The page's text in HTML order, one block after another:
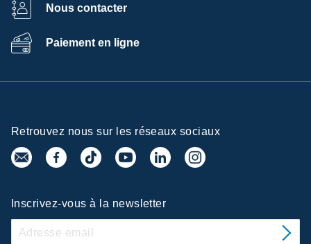
Nous contacter
Paiement en ligne
Retrouvez nous sur les réseaux sociaux
Inscrivez-vous à la newsletter
de
de la confidentialité